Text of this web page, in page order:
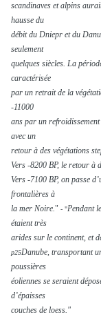
scandinaves et alpins
hausse du
débit du Dniepr et du
seulement
quelques siècles. La
caractérisée
par un retrait de la
-11000
ans par un
avec un
retour à des végétations
Vers -8200 BP, le retour à
Vers -7100 BP, on passe
frontalières à
la mer Noire." - "Pendant
étaient très
arides sur le continent, et
p25Danube, transportant
poussières
éoliennes se seraient
d’épaisses
couches de loess."